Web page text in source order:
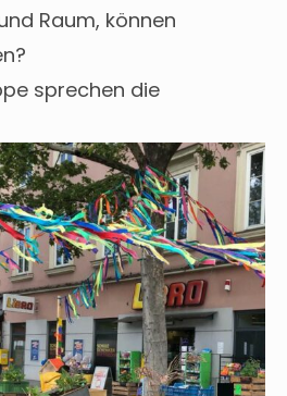
Raum, können
sprechen die